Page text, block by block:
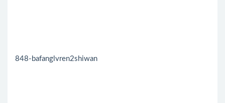
848-bafanglvren2shiwan